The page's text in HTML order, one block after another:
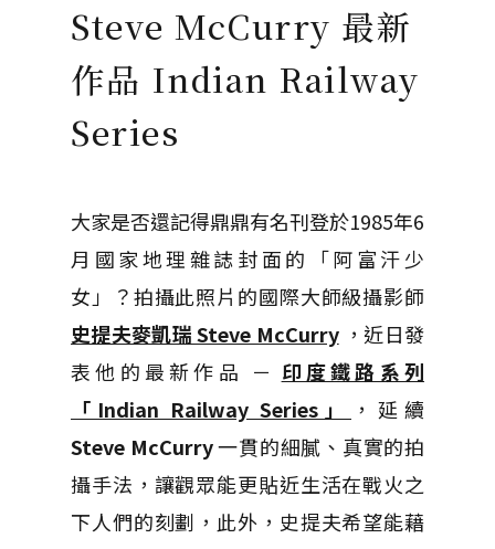
Steve McCurry 最新
作品 Indian Railway
Series
大家是否還記得鼎鼎有名刊登於1985年6
月國家地理雜誌封面的「阿富汗少
女」？拍攝此照片的國際大師級攝影師
史提夫麥凱瑞 Steve McCurry，近日發
表他的最新作品 － 印度鐵路系列
「Indian Railway Series」
，延續
Steve McCurry一貫的細膩、真實的拍
攝手法，讓觀眾能更貼近生活在戰火之
下人們的刻劃，此外，史提夫希望能藉